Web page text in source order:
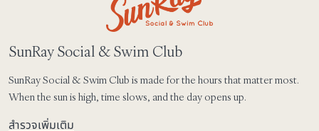
SunRay Social & Swim Club
SunRay Social & Swim Club is made for the hours that matter most.
When the sun is high, time slows, and the day opens up.
สำรวจเพิ่มเติม